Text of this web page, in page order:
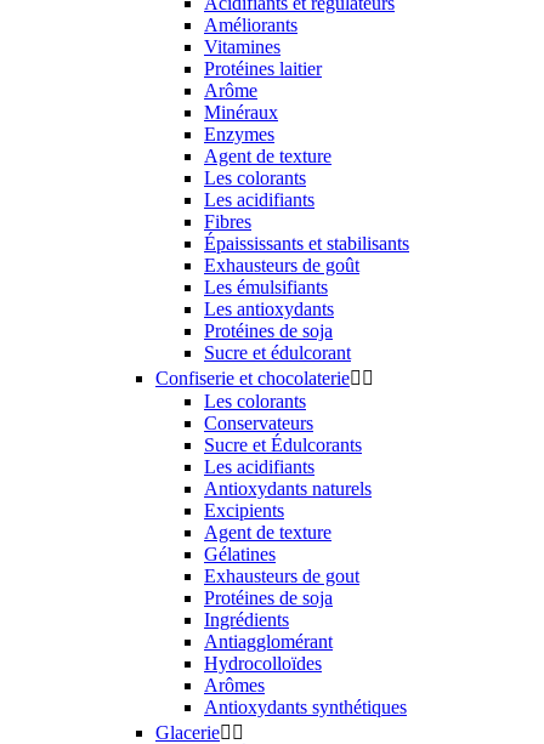
Améliorants
Vitamines
Protéines laitier
Arôme
Minéraux
Enzymes
Agent de texture
Les colorants
Les acidifiants
Fibres
Épaississants et stabilisants
Exhausteurs de goût
Les émulsifiants
Les antioxydants
Protéines de soja
Sucre et édulcorant
Confiserie et chocolaterie 
Les colorants
Conservateurs
Sucre et Édulcorants
Les acidifiants
Antioxydants naturels
Excipients
Agent de texture
Gélatines
Exhausteurs de gout
Protéines de soja
Ingrédients
Antiagglomérant
Hydrocolloïdes
Arômes
Antioxydants synthétiques
Glacerie 